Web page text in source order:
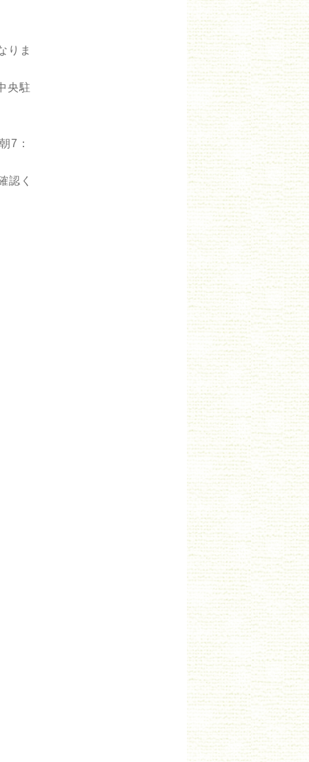
りま
央駐
7：
認く